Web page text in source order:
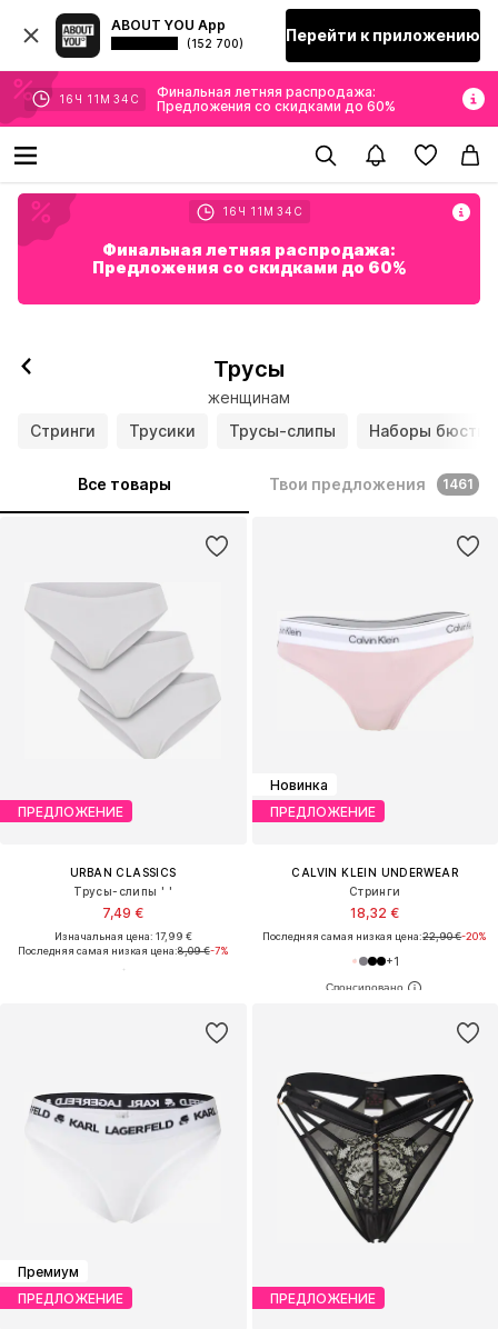
ABOUT YOU App
(152 700) Перейти к приложению
16 Ч 11 М 32 С
Финальная летняя распродажа:
Предложения со скидками до 60%
16 Ч 11 М 32 С
Финальная летняя распродажа:
Предложения со скидками до 60%
Трусы
женщинам
Стринги
Трусики Трусы-слипы Наборы
Все товары Твои предложения 1461
ПРЕДЛОЖЕНИЕ
URBAN CLASSICS
Трусы-слипы ' '
7,49 €
Изначальная цена: 17,99 €
Последняя самая низкая цена:8,09 €-7%
Новинка
ПРЕДЛОЖЕНИЕ
CALVIN KLEIN UNDERWEAR
Стринги
18,32 €
Последняя самая низкая цена:22,90 €-20%
+1
Премиум
ПРЕДЛОЖЕНИЕ
ПРЕДЛОЖЕНИЕ